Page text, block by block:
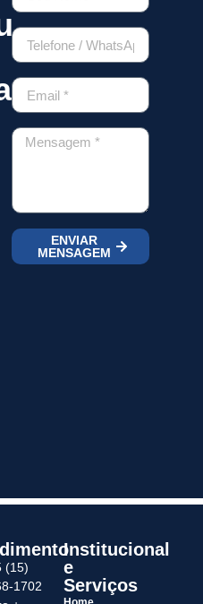
ENVIAR
MENSAGEM
(15)
1702
Institucional
e
Serviços